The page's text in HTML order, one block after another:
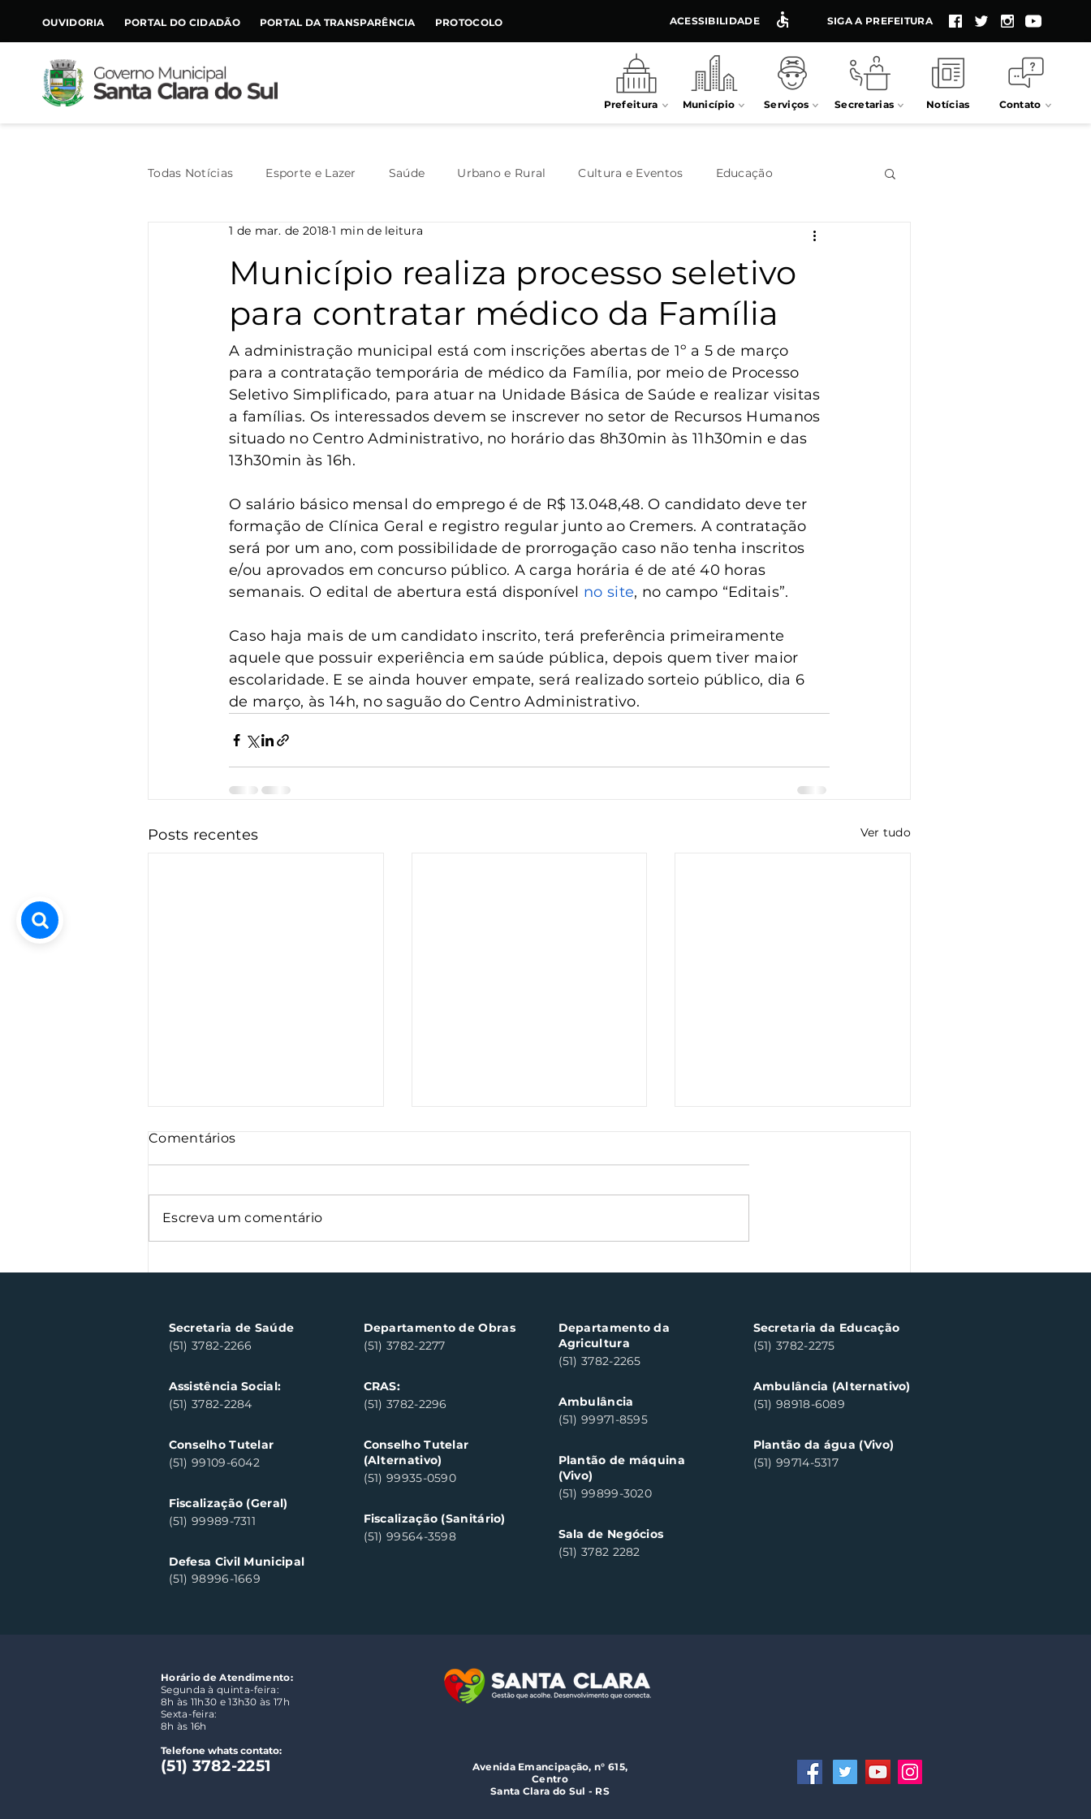
CONTEÚDO
OUVIDORIA PORTAL DO CIDADÃO PORTAL DA TRANSPARÊNCIA PROTOCOLO ACESSIBILIDADE SIGA A PREFEITURA
Prefeitura Município Serviços Secretarias Notícias Contato
Todas Notícias Esporte e Lazer Saúde Urbano e Rural Cultura e Eventos Educação
Assistência Social Geral Meio Ambiente
Habitação Legislativo Juventude Processos seletivos
Vigilância Turismo Santa Clara do Sul Conselho Tutelar
Município realiza processo seletivo
para contratar médico da Família
1 de mar. de 2018 1 min de leitura
A administração municipal está com inscrições abertas de 1º a 5 de março
para a contratação temporária de médico da Família, por meio de Processo
Seletivo Simplificado, para atuar na Unidade Básica de Saúde e realizar visitas
a famílias. Os interessados devem se inscrever no setor de Recursos Humanos
situado no Centro Administrativo, no horário das 8h30min às 11h30min e das
13h30min às 16h.
O salário básico mensal do emprego é de R$ 13.048,48. O candidato deve ter
formação de Clínica Geral e registro regular junto ao Cremers. A contratação
será por um ano, com possibilidade de prorrogação caso não tenha inscritos
e/ou aprovados em concurso público. A carga horária é de até 40 horas
semanais. O edital de abertura está disponível no site, no campo “Editais”.
Caso haja mais de um candidato inscrito, terá preferência primeiramente
aquele que possuir experiência em saúde pública, depois quem tiver maior
escolaridade. E se ainda houver empate, será realizado sorteio público, dia 6
de março, às 14h, no saguão do Centro Administrativo.
Posts recentes Ver tudo
Clara do Sul
Clara do Sul
Comentários
Escreva um comentário
Secretaria de Saúde
(51) 3782-2266
Assistência Social:
(51) 3782-2284
Conselho Tutelar
(51) 99109-6042
Fiscalização (Geral)
(51) 99989-7311
Defesa Civil Municipal
(51) 98996-1669
Departamento de Obras
(51) 3782-2277
CRAS:
(51) 3782-2296
Conselho Tutelar
(Alternativo)
(51) 99935-0590
Fiscalização (Sanitário)
(51) 99564-3598
Departamento da
Agricultura
(51) 3782-2265
Ambulância
(51) 99971-8595
Plantão de máquina
(Vivo)
(51) 99899-3020
Sala de Negócios
(51) 3782 2282
Secretaria da Educação
(51) 3782-2275
Ambulância (Alternativo)
(51) 98918-6089
Plantão da água (Vivo)
(51) 99714-5317
Horário de Atendimento:
Segunda à quinta-feira:
8h às 11h30 e 13h30 às 17h
Sexta-feira:
8h às 16h
Telefone whats contato:
(51) 3782-2251
Avenida Emancipação, n° 615,
Centro
Santa Clara do Sul - RS